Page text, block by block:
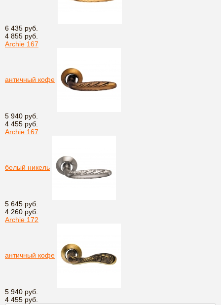
6 435 руб.
4 855 руб.
Archie 167
античный кофе
5 940 руб.
4 455 руб.
Archie 167
белый никель
5 645 руб.
4 260 руб.
Archie 172
античный кофе
5 940 руб.
4 455 руб.